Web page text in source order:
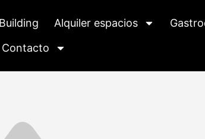
Alquiler espacios
Contacto